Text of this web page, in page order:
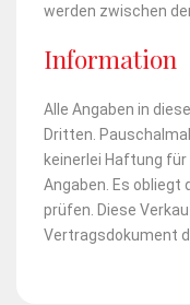
werden zwischen
Information
Alle Angaben in
Dritten.
keinerlei Haftung
Angaben. Es obliegt
prüfen. Diese
Vertragsdokument